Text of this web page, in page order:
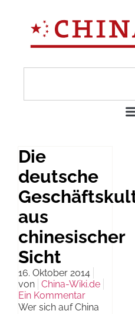
Die
deutsche
aus
chinesischer
Sicht
16. Oktober 2014
von China-Wiki.de
Ein Kommentar
Wer sich auf China